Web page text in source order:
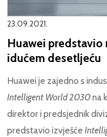
23.09.2021.
Huawei
idućem desetljeću
Huawei je zajedno s
Intelligent World 2030na
direktor i predsjednik
predstavio izvješće